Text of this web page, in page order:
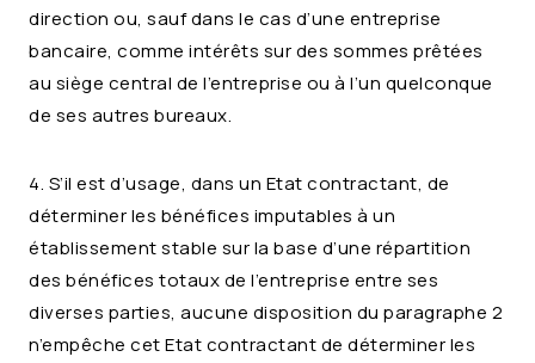
direction ou, sauf dans le cas d’une entreprise
bancaire, comme intérêts sur des sommes prêtées
au siège central de l’entreprise ou à l’un quelconque
de ses autres bureaux.
4. S’il est d’usage, dans un Etat contractant, de
déterminer les bénéfices imputables à un
établissement stable sur la base d’une répartition
des bénéfices totaux de l’entreprise entre ses
diverses parties, aucune disposition du paragraphe 2
n’empêche cet Etat contractant de déterminer les